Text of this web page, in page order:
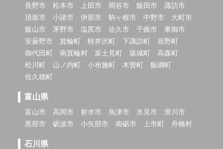
長野市 松本市 上田市 岡谷市 飯田市
諏訪市
須坂市
小諸市 伊那市 駒ヶ根市 中野市
大町市
飯山市
茅野市 塩尻市 佐久市 千曲市
東御市
安曇野市
箕輪町 軽井沢町 下諏訪町
辰野町
御代田町
南箕輪村 富士見町 坂城町
高森町
松川町
山ノ内町 小布施町 木曽町
飯綱町
佐久穂町
富山県
富山市 高岡市 射水市 魚津市 氷見市
滑川市
黒部市
砺波市 小矢部市 南砺市 上市町 舟橋村
石川県